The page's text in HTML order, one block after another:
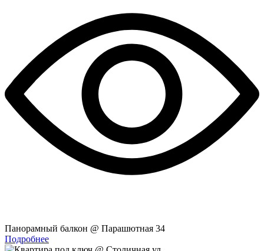
Панорамный балкон @ Парашютная 34
Подробнее